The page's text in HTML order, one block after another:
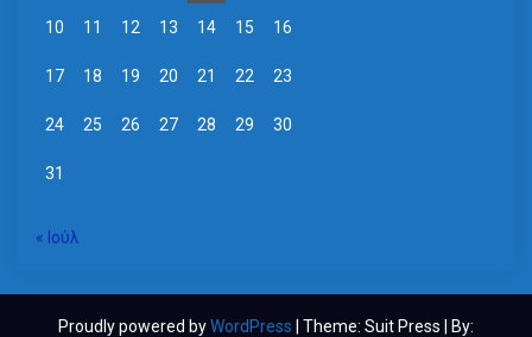
10 11 12 13 14 15 16
17 18 19 20 21 22 23
24 25 26 27 28 29 30
31
« Ιούλ
Proudly powered byWordPress | Theme: Suit Press | By: